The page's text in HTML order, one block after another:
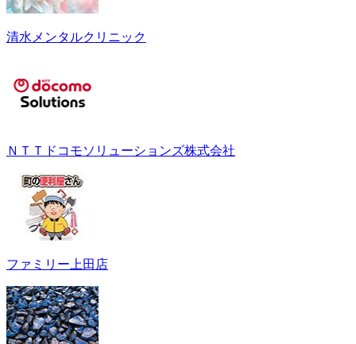
清水メンタルクリニック
ＮＴＴドコモソリューションズ株式会社
ファミリー上田店